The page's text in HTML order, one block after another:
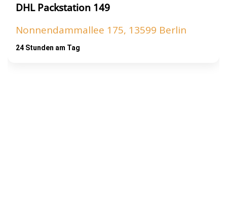
DHL Packstation 149
Nonnendammallee 175, 13599 Berlin
24 Stunden am Tag